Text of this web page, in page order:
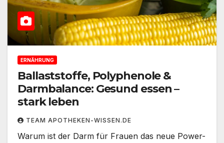
ERNÄHRUNG
Ballaststoffe, Polyphenole &
Darmbalance: Gesund essen –
stark leben
TEAM APOTHEKEN-WISSEN.DE
Warum ist der Darm für Frauen das neue Power-